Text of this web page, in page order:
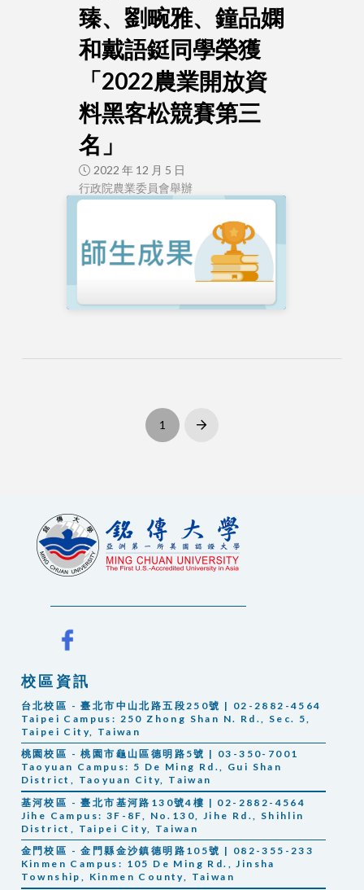
臻、劉畹雅、鐘品嫻
和戴語鋌同學榮獲
「2022農業開放資
料黑客松競賽第三
名」
2022 年 12 月 5 日
行政院農業委員會舉辦
1 Next
校區資訊
台北校區 - 臺北市中山北路五段250號 | 02-2882-4564
Taipei Campus: 250 Zhong Shan N. Rd., Sec. 5,
Taipei City, Taiwan
桃園校區 - 桃園市龜山區德明路5號 | 03-350-7001
Taoyuan Campus: 5 De Ming Rd., Gui Shan
District, Taoyuan City, Taiwan
基河校區 - 臺北市基河路130號4樓 | 02-2882-4564
Jihe Campus: 3F-8F, No.130, Jihe Rd., Shihlin
District, Taipei City, Taiwan
金門校區 - 金門縣金沙鎮德明路105號 | 082-355-233
Kinmen Campus: 105 De Ming Rd., Jinsha
Township, Kinmen County, Taiwan